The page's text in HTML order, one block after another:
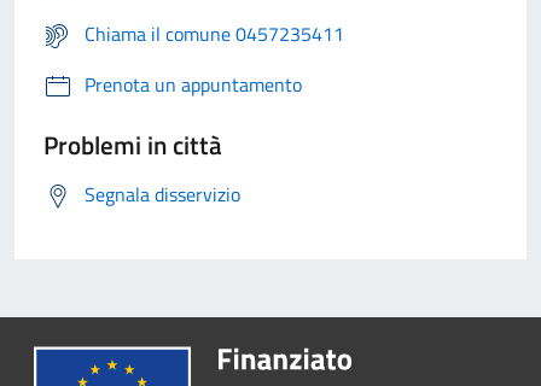
Chiama il comune 0457235411
Prenota un appuntamento
Problemi in città
Segnala disservizio